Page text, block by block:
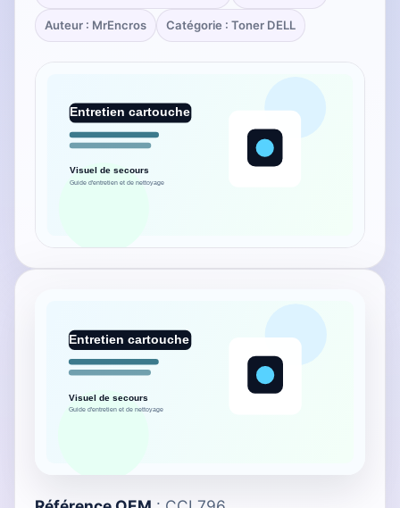
Auteur : MrEncros Catégorie : Toner DELL